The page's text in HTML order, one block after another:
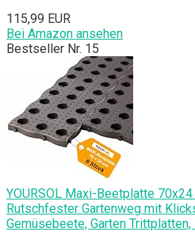
115,99 EUR
Bei Amazon ansehen
Bestseller Nr. 15
YOURSOL Maxi-Beetplatte
Rutschfester Gartenweg mit
Gemüsebeete, Garten